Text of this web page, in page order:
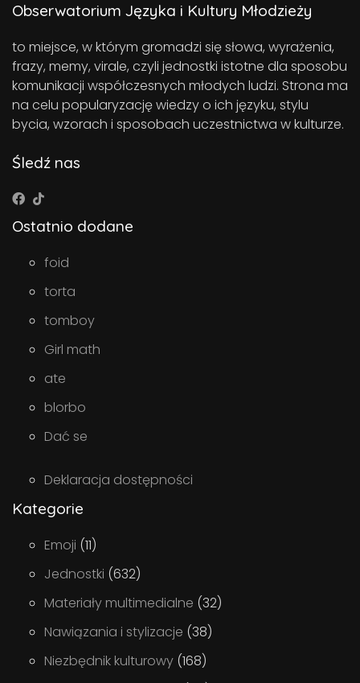
Obserwatorium Języka i Kultury Młodzieży
to miejsce, w którym gromadzi się słowa, wyrażenia,
frazy, memy, virale, czyli jednostki istotne dla sposobu
komunikacji współczesnych młodych ludzi. Strona ma
na celu popularyzację wiedzy o ich języku, stylu
bycia, wzorach i sposobach uczestnictwa w kulturze.
Śledź nas
Ostatnio dodane
foid
torta
tomboy
Girl math
ate
blorbo
Dać se
Deklaracja dostępności
Kategorie
Emoji (11)
Jednostki (632)
Materiały multimedialne (32)
Nawiązania i stylizacje (38)
Niezbędnik kulturowy (168)